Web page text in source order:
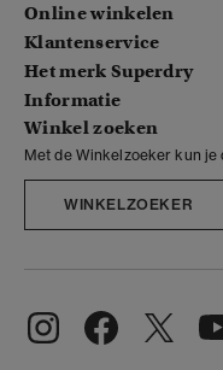
Online winkelen
Klantenservice
Het merk Superdry
Informatie
Winkel zoeken
Met de Winkelzoeker kun
WINKELZOEKER